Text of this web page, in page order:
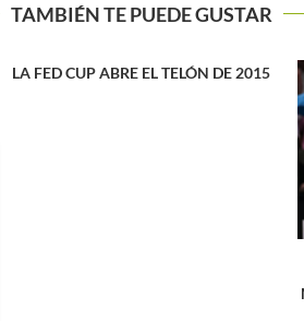
TAMBIÉN TE PUEDE GUSTAR